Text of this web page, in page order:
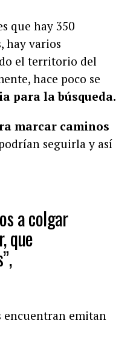
que hay 350
hay varios
el territorio del
hace poco se
para la búsqueda.
marcar caminos
seguirla y así
a colgar
que
encuentran emitan